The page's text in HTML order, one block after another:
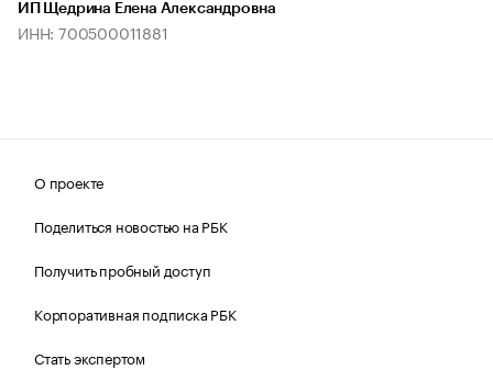
ИП Щедрина Елена Александровна
ИНН: 700500011881
О проекте
Поделиться новостью на РБК
Получить пробный доступ
Корпоративная подписка РБК
Стать экспертом